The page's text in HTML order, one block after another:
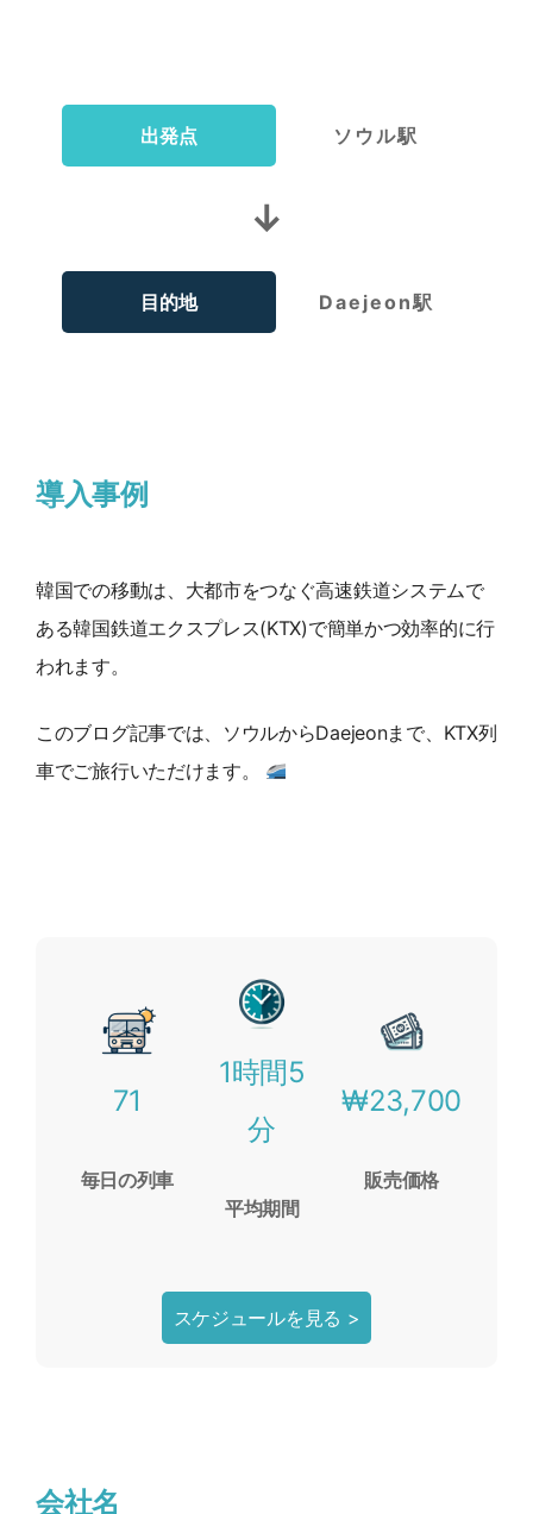
出発点 ソウル駅
↓
目的地 Daejeon駅
導入事例
韓国での移動は、大都市をつなぐ高速鉄道システムで
ある韓国鉄道エクスプレス(KTX)で簡単かつ効率的に行
われます。
このブログ記事では、ソウルからDaejeonまで、KTX列
車でご旅行いただけます。
71
毎日の列車
1時間5
分
平均期間
₩23,700
販売価格
スケジュールを見る >
会社名